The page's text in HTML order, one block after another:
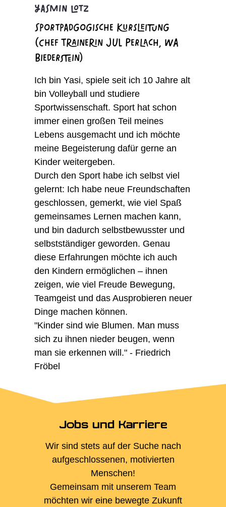
Yasmin Lotz
Sportpädgogische Kursleitung
(Chef Trainerin JUL Perlach, WA
Biederstein)
Ich bin Yasi, spiele seit ich 10 Jahre alt
bin Volleyball und studiere
Sportwissenschaft. Sport hat schon
immer einen großen Teil meines
Lebens ausgemacht und ich möchte
meine Begeisterung dafür gerne an
Kinder weitergeben.
Durch den Sport habe ich selbst viel
gelernt: Ich habe neue Freundschaften
geschlossen, gemerkt, wie viel Spaß
gemeinsames Lernen machen kann,
und bin dadurch selbstbewusster und
selbstständiger geworden. Genau
diese Erfahrungen möchte ich auch
den Kindern ermöglichen – ihnen
zeigen, wie viel Freude Bewegung,
Teamgeist und das Ausprobieren neuer
Dinge machen können.
"Kinder sind wie Blumen. Man muss
sich zu ihnen nieder beugen, wenn
man sie erkennen will." - Friedrich
Fröbel
Jobs und Karriere
Wir sind stets auf der Suche nach
aufgeschlossenen, motivierten
Menschen!
Gemeinsam mit unserem Team
möchten wir eine bewegte Zukunft